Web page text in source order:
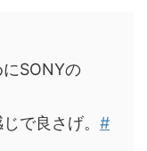
SONYの
で良さげ。 #